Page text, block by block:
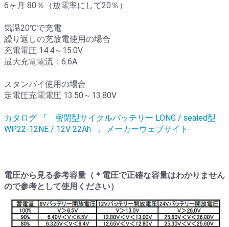
6ヶ月 80％（放電率にして20％）
気温20℃で充電
繰り返しの充放電使用の場合
充電電圧 14.4～15.0V
最大充電電流：6.6A
スタンバイ使用の場合
定電圧充電電圧 13.50～13.80V
カタログ 『 密閉型サイクルバッテリー LONG / sealed型
WP22-12NE / 12V 22Ah 』 メーカーウェブサイト
電圧から見る参考容量（＊電圧で正確な容量はわかりません
ので参考として使用ください）